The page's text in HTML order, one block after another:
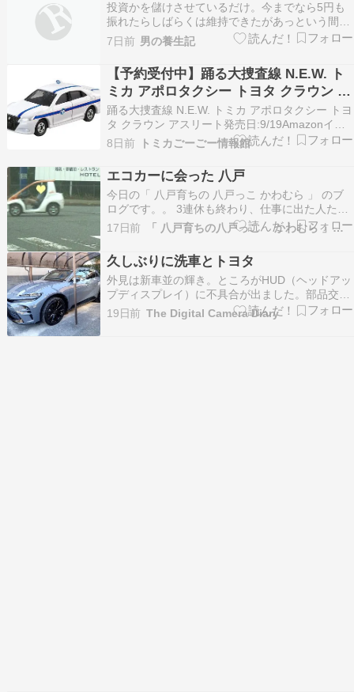
投資かを儲けさせているだけ。今までなら5円も
振れたらしばらくは維持できたがあっという間に
160円突破。もはや日本は価値のない国だという
事。消費税減税を無理やり関連づけるバカがいる
が消費税は物価が上がれば濡れ手に粟。財源財源
という政治屋を1人でも有権者が消さないからこ
うなる。8％を…
7日前 男の養生記
【予約受付中】踊る大捜査線 N.E.W. ト
ミカ アポロタクシー トヨタ クラウン ア
スリート(9/19発売)
踊る大捜査線 N.E.W. トミカ アポロタクシー トヨ
タ クラウン アスリート発売日:9/19Amazonイオ
ンスタイルオンライン予約受付中---------ビックカ
メラヨドバシ---------○7/
8日前 トミカごーごー情報館
エコカーに会った 八戸
今日の「 八戸育ちの 八戸っこ かわむら 」 のブ
ログです。。 3連休も終わり、仕事に出た人たち
は休みボケしてエンジンがかからなそうですね。
ところで、今日は信号待ちをしている時に一人乗
りのコンパクトボディの電気自動車トヨタ
COMS（コムス）を見つけ、写真を撮ってみまし
た。 こ…
17日前 「 八戸育ちの八戸っこ かわむら 」の気ままブログ
久しぶりに洗車とトヨタ
外見は新車並の輝き。ところがHUD（ヘッドアッ
プディスプレイ）に不具合が出ました。部品交換
だそうです。HUDの表示が一部欠けてしまいま
す。制限速度表示の左下がありません。こちらは
19日前 The Digital Camera Diary